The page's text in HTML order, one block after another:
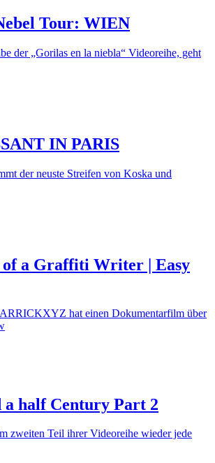
Tour: WIEN
der „Gorilas en la niebla“ Videoreihe, geht
IN PARIS
der neuste Streifen von Koska und
of a Graffiti Writer | Easy
hat einen Dokumentarfilm über
a half Century Part 2
zweiten Teil ihrer Videoreihe wieder jede